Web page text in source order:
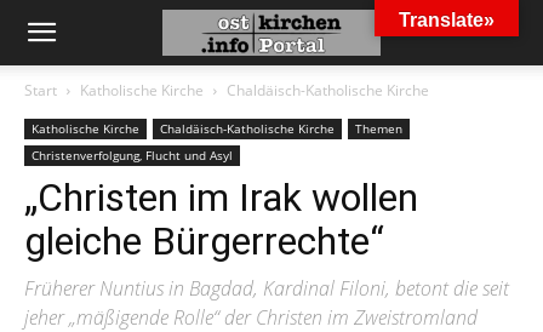
Start Katholische Kirche Chaldäisch-Katholische Kirche
Katholische Kirche Chaldäisch-Katholische Kirche
Themen
Christenverfolgung, Flucht und Asyl
„Christen im Irak wollen
gleiche Bürgerrechte“
Früherer Nuntius in Bagdad, Kardinal Filoni, betont die seit
jeher „mäßigende Rolle“ der Christen im Zweistromland
Translate»